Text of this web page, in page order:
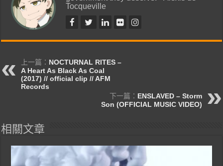
Tocqueville
上一篇： NOCTURNAL RITES –
A Heart As Black As Coal
(2017) // official clip // AFM
Records
下一篇： ENSLAVED – Storm
Son (OFFICIAL MUSIC VIDEO)
相關文章